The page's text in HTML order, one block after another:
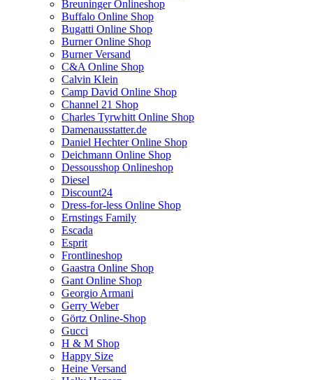
Breuninger Onlineshop
Buffalo Online Shop
Bugatti Online Shop
Burner Online Shop
Burner Versand
C&A Online Shop
Calvin Klein
Camp David Online Shop
Channel 21 Shop
Charles Tyrwhitt Online Shop
Damenausstatter.de
Daniel Hechter Online Shop
Deichmann Online Shop
Dessousshop Onlineshop
Diesel
Discount24
Dress-for-less Online Shop
Ernstings Family
Escada
Esprit
Frontlineshop
Gaastra Online Shop
Gant Online Shop
Georgio Armani
Gerry Weber
Görtz Online-Shop
Gucci
H & M Shop
Happy Size
Heine Versand